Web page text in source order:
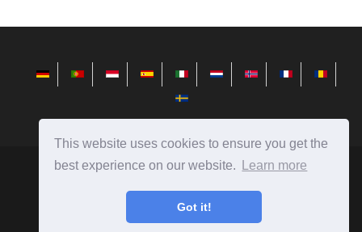
This website uses cookies to ensure you get the
best experience on our website.
Learn more
Got it!
2026
Nieuws uit de wereld van technologie, recensies op
computers, smartphones en nog veel meer!